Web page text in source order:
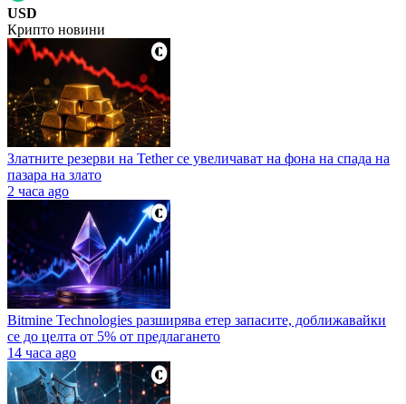
USD
Крипто новини
Златните резерви на Tether се увеличават на фона на спада на
пазара на злато
2 часа ago
Bitmine Technologies разширява етер запасите, доближавайки
се до целта от 5% от предлагането
14 часа ago